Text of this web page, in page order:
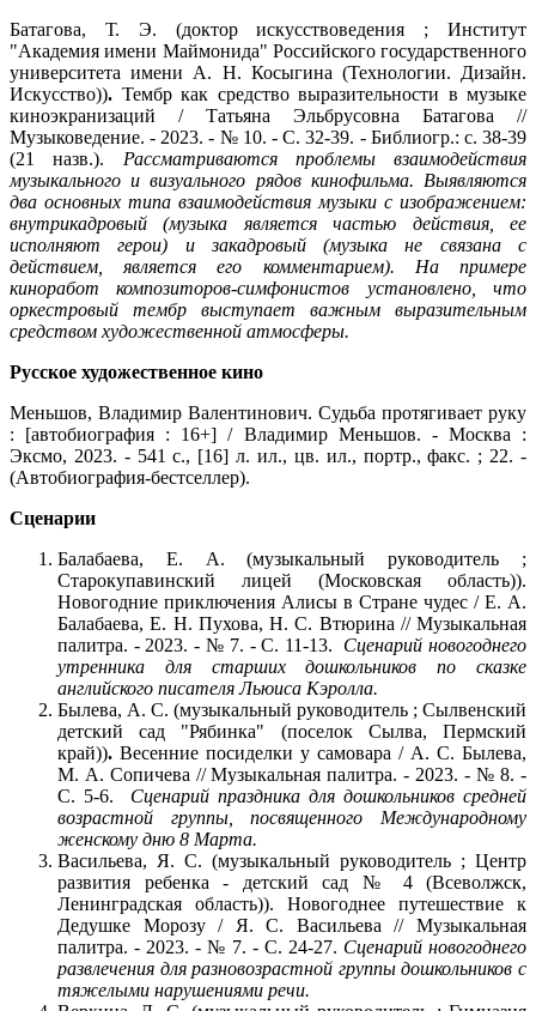
Батагова, Т. Э. (доктор искусствоведения ; Институт
"Академия имени Маймонида" Российского государственного
университета имени А. Н. Косыгина (Технологии. Дизайн.
Искусство)). Тембр как средство выразительности в музыке
киноэкранизаций / Татьяна Эльбрусовна Батагова //
Музыковедение. - 2023. - № 10. - С. 32-39. - Библиогр.: с. 38-39
(21 назв.). Рассматриваются проблемы взаимодействия
музыкального и визуального рядов кинофильма. Выявляются
два основных типа взаимодействия музыки с изображением:
внутрикадровый (музыка является частью действия, ее
исполняют герои) и закадровый (музыка не связана с
действием, является его комментарием). На примере
киноработ композиторов-симфонистов установлено, что
оркестровый тембр выступает важным выразительным
средством художественной атмосферы.
Русское художественное кино
Меньшов, Владимир Валентинович. Судьба протягивает руку
: [автобиография : 16+] / Владимир Меньшов. - Москва :
Эксмо, 2023. - 541 с., [16] л. ил., цв. ил., портр., факс. ; 22. -
(Автобиография-бестселлер).
Сценарии
Балабаева, Е. А. (музыкальный руководитель ;
Старокупавинский лицей (Московская область)).
Новогодние приключения Алисы в Стране чудес / Е. А.
Балабаева, Е. Н. Пухова, Н. С. Втюрина // Музыкальная
палитра. - 2023. - № 7. - С. 11-13. Сценарий новогоднего
утренника для старших дошкольников по сказке
английского писателя Льюиса Кэролла.
Былева, А. С. (музыкальный руководитель ; Сылвенский
детский сад "Рябинка" (поселок Сылва, Пермский
край)). Весенние посиделки у самовара / А. С. Былева,
М. А. Сопичева // Музыкальная палитра. - 2023. - № 8. -
С. 5-6. Сценарий праздника для дошкольников средней
возрастной группы, посвященного Международному
женскому дню 8 Марта.
Васильева, Я. С. (музыкальный руководитель ; Центр
развития ребенка - детский сад № 4 (Всеволжск,
Ленинградская область)). Новогоднее путешествие к
Дедушке Морозу / Я. С. Васильева // Музыкальная
палитра. - 2023. - № 7. - С. 24-27. Сценарий новогоднего
развлечения для разновозрастной группы дошкольников с
тяжелыми нарушениями речи.